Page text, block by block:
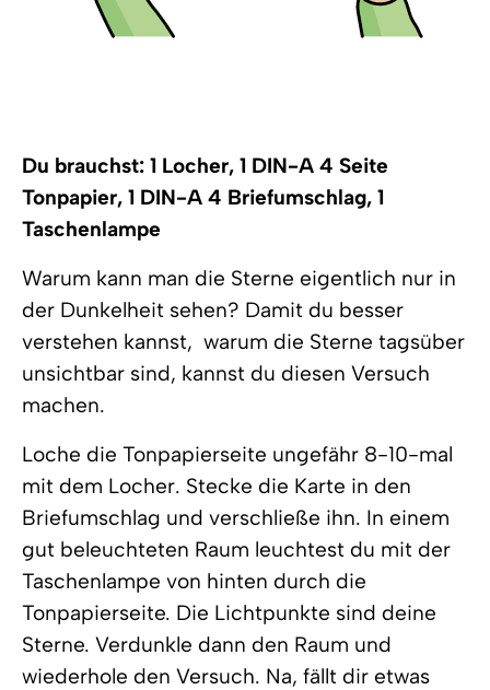
Du brauchst: 1 Locher, 1 DIN-A 4 Seite
Tonpapier, 1 DIN-A 4 Briefumschlag, 1
Taschenlampe
Warum kann man die Sterne eigentlich nur in
der Dunkelheit sehen? Damit du besser
verstehen kannst, warum die Sterne tagsüber
unsichtbar sind, kannst du diesen Versuch
machen.
Loche die Tonpapierseite ungefähr 8-10-mal
mit dem Locher. Stecke die Karte in den
Briefumschlag und verschließe ihn. In einem
gut beleuchteten Raum leuchtest du mit der
Taschenlampe von hinten durch die
Tonpapierseite. Die Lichtpunkte sind deine
Sterne. Verdunkle dann den Raum und
wiederhole den Versuch. Na, fällt dir etwas